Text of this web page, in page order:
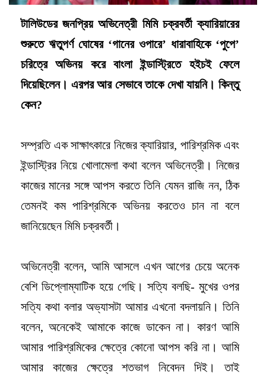
টালিউডের জনপ্রিয় অভিনেত্রী মিমি চক্রবর্তী ক্যারিয়ারের
শুরুতে ঋতুপর্ণ ঘোষের ‘গানের ওপারে’ ধারাবাহিকে ‘পুপে’
চরিত্রে অভিনয় করে বাংলা ইন্ডাস্ট্রিতে হইচই ফেলে
দিয়েছিলেন। এরপর আর সেভাবে তাকে দেখা যায়নি। কিন্তু
কেন?
সম্প্রতি এক সাক্ষাৎকারে নিজের ক্যারিয়ার, পারিশ্রমিক এবং
ইন্ডাস্ট্রির নিয়ে খোলামেলা কথা বলেন অভিনেত্রী। নিজের
কাজের মানের সঙ্গে আপস করতে তিনি যেমন রাজি নন, ঠিক
তেমনই কম পারিশ্রমিকে অভিনয় করতেও চান না বলে
জানিয়েছেন মিমি চক্রবর্তী।
অভিনেত্রী বলেন, আমি আসলে এখন আগের চেয়ে অনেক
বেশি ডিপ্লোম্যাটিক হয়ে গেছি। সত্যি বলছি- মুখের ওপর
সত্যি কথা বলার অভ্যাসটা আমার এখনো বদলায়নি। তিনি
বলেন, অনেকেই আমাকে কাজে ডাকেন না। কারণ আমি
আমার পারিশ্রমিকের ক্ষেত্রে কোনো আপস করি না। আমি
আমার কাজের ক্ষেত্রে শতভাগ নিবেদন দিই। তাই